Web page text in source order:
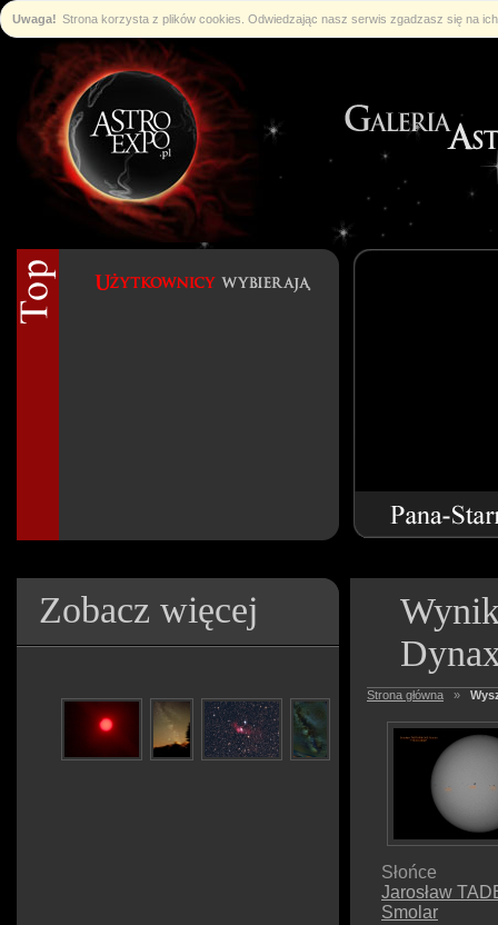
Uwaga! Strona korzysta z plików cookies. Odwiedzając nasz serwis zgadzasz się na
Zobacz więcej
Strona główna »
Słońce
Jarosław
Smolar